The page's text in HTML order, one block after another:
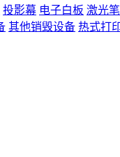
投影幕 电子白板 激光笔
其他销毁设备 热式打